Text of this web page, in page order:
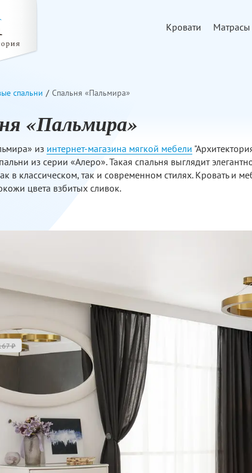
Кровати Матрасы
спальни Cпальня «Пальмира»
«Пальмира»
из интернет-магазина мягкой мебели
из серии «Алеро». Такая спальня выглядит
в классическом, так и современном стилях. Кровать и
цвета взбитых сливок.
₽